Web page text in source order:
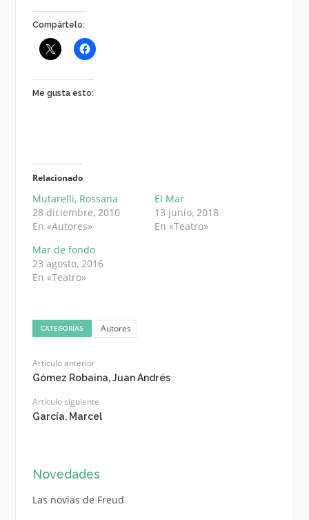
Compártelo:
Me gusta esto:
Relacionado
Mutarelli, Rossana
28 diciembre, 2010
En «Autores»
El Mar
13 junio, 2018
En «Teatro»
Mar de fondo
23 agosto, 2016
En «Teatro»
CATEGORÍAS Autores
Artículo anterior
Gómez Robaina, Juan Andrés
Artículo siguiente
García, Marcel
Novedades
Las novias de Freud